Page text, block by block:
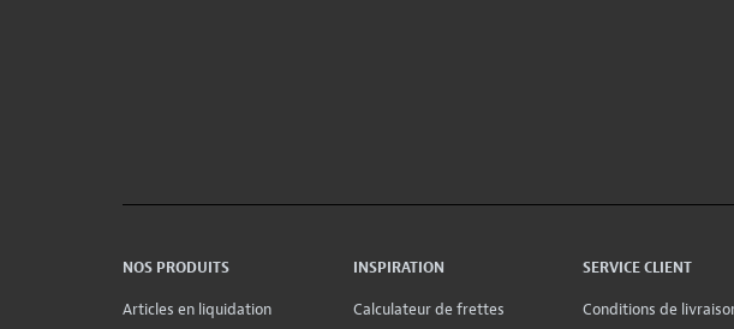
NOS PRODUITS
Articles en liquidation
INSPIRATION
Calculateur de frettes
SERVICE CLIENT
Conditions de